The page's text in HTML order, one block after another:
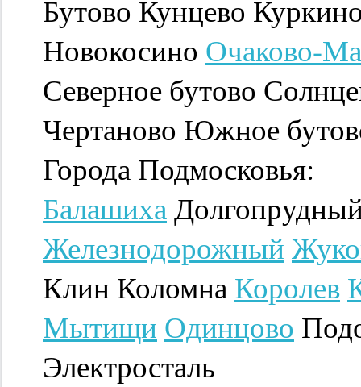
Бутово Кунцево
Новокосино Очаково-
Северное бутово
Чертаново Южное
Города Подмосковья:
Балашиха
Железнодорожный
Клин Коломна Королев
Мытищи Одинцово
Электросталь